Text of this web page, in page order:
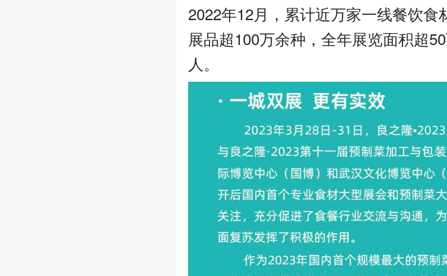
2022年12月，累计近万家一线餐饮食
展品超100万余种，全年展览面积超
人。